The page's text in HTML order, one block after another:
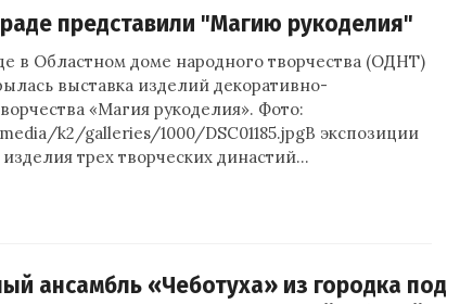
представили "Магию рукоделия"
в Областном доме народного творчества (ОДНТ)
выставка изделий декоративно-
«Магия рукоделия». Фото:
k2/galleries/1000/DSC01185.jpgВ экспозиции
трех творческих династий…
ансамбль «Чеботуха» из городка под